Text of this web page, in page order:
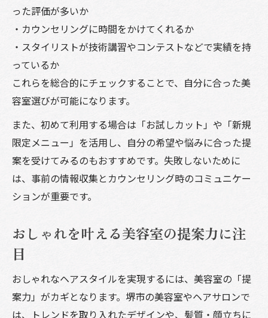
った評価が多いか
・カウンセリングに時間をかけてくれるか
・スタイリストが技術講習やコンテストなどで実績を持
っているか
これらを総合的にチェックすることで、自分に合った美
容室選びが可能になります。
また、初めて利用する場合は「お試しカット」や「新規
限定メニュー」を活用し、自分の希望や悩みに合った提
案を受けてみるのもおすすめです。失敗しないために
は、事前の情報収集とカウンセリング時のコミュニケー
ションが重要です。
おしゃれを叶える美容室の提案力に注
目
おしゃれなヘアスタイルを実現するには、美容室の「提
案力」がカギとなります。堺市の美容室やヘアサロンで
は、トレンドを取り入れたデザインや、髪質・顔立ちに